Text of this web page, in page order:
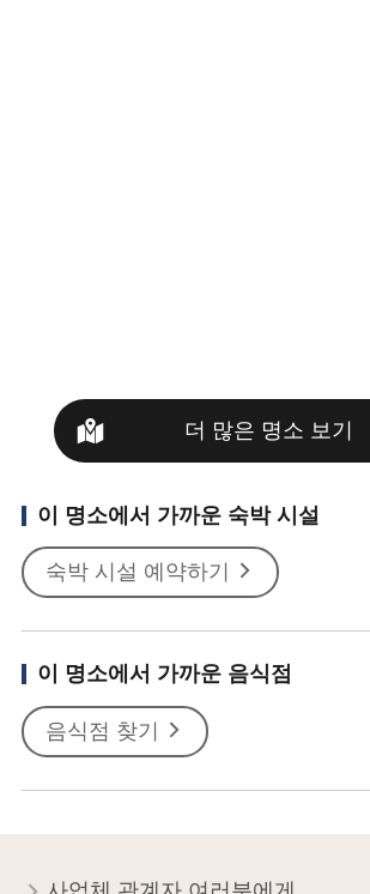
더 많은 명소 보기
이 명소에서 가까운 숙박 시설
숙박 시설 예약하기
이 명소에서 가까운 음식점
음식점 찾기